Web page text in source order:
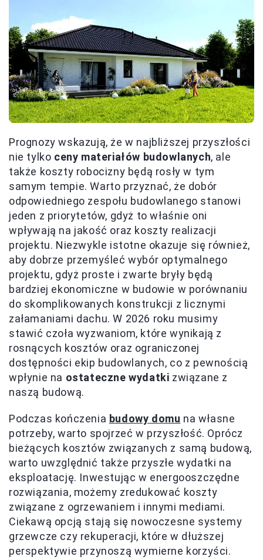
Prognozy wskazują, że w najbliższej przyszłości
nie tylko ceny materiałów budowlanych, ale
także koszty robocizny będą rosły w tym
samym tempie. Warto przyznać, że dobór
odpowiedniego zespołu budowlanego stanowi
jeden z priorytetów, gdyż to właśnie oni
wpływają na jakość oraz koszty realizacji
projektu. Niezwykle istotne okazuje się również,
aby dobrze przemyśleć wybór optymalnego
projektu, gdyż proste i zwarte bryły będą
bardziej ekonomiczne w budowie w porównaniu
do skomplikowanych konstrukcji z licznymi
załamaniami dachu. W 2026 roku musimy
stawić czoła wyzwaniom, które wynikają z
rosnących kosztów oraz ograniczonej
dostępności ekip budowlanych, co z pewnością
wpłynie na ostateczne wydatki związane z
naszą budową.
Podczas kończenia budowy domu na własne
potrzeby, warto spojrzeć w przyszłość. Oprócz
bieżących kosztów związanych z samą budową,
warto uwzględnić także przyszłe wydatki na
eksploatację. Inwestując w energooszczędne
rozwiązania, możemy zredukować koszty
związane z ogrzewaniem i innymi mediami.
Ciekawą opcją stają się nowoczesne systemy
grzewcze czy rekuperacji, które w dłuższej
perspektywie przynoszą wymierne korzyści.